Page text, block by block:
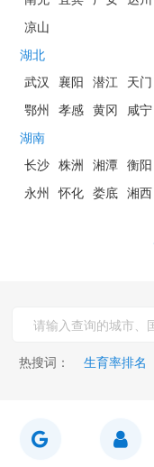
凉山
湖北
武汉 襄阳 潜江 天门
鄂州 孝感 黄冈 咸宁
湖南
长沙 株洲 湘潭 衡阳
永州 怀化 娄底 湘西
热搜词： 生育率排名